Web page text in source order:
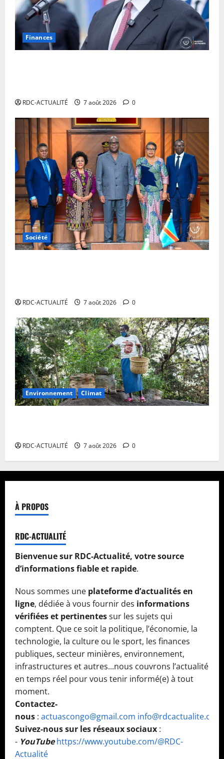
Finances
RDC-ACTUALITÉ 7 août 2026 0
Société
RDC-ACTUALITÉ 7 août 2026 0
Environnement Climat
RDC-ACTUALITÉ 7 août 2026 0
À PROPOS
RDC-ACTUALITÉ
Bienvenue sur RDC-Actualité, votre source
d’informations fiable et rapide.
Nous sommes une plateforme d’actualités en
ligne, dédiée à vous fournir des informations
vérifiées et pertinentessur les sujets qui
comptent. Que ce soit la politique, l’économie, la
technologie, la culture ou le sport, les finances
publiques, secteur minières, environnement,
infrastructures et autres...nous couvrons l’actualité
en temps réel pour vous tenir informé(e) à tout
moment.
Contactez-
nous : actuascongo@gmail.com info@rdcactualite.com
Suivez-nous sur les réseaux sociaux :
- YouTube https://www.youtube.com/@RDC-
Actualité